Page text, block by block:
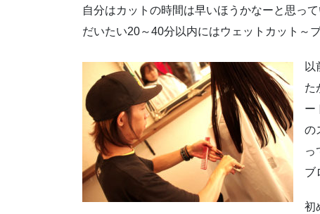
自分はカットの時間は早いほうかなーと思って
だいたい20～40分以内にはウェットカット～
以
た
ー
の
っ
ブ
初